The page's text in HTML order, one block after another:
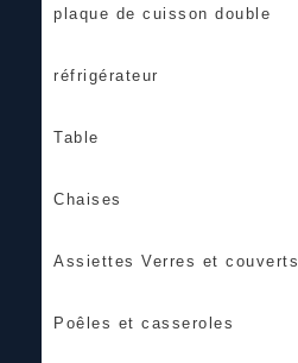
plaque de cuisson double
réfrigérateur
Table
Chaises
Assiettes Verres et couverts
Poêles et casseroles